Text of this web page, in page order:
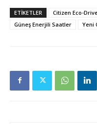
ETIKETLER Citizen Eco-
Güneş Enerjili Saatler
Yeni